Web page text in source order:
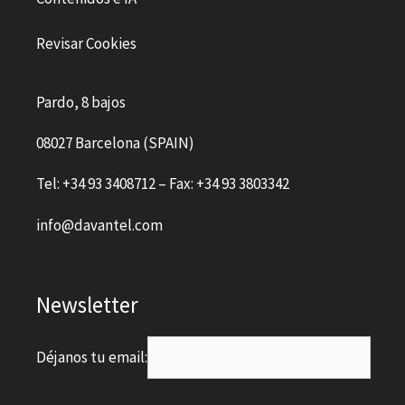
Revisar Cookies
Pardo, 8 bajos
08027 Barcelona (SPAIN)
Tel: +34 93 3408712 – Fax: +34 93 3803342
info@davantel.com
Newsletter
Déjanos tu email: